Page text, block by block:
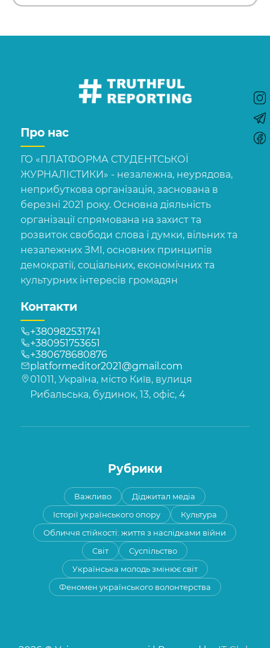
Про нас
ГО «ПЛАТФОРМА СТУДЕНТСЬКОЇ
ЖУРНАЛІСТИКИ» - незалежна, неурядова,
неприбуткова організація, заснована в
березні 2021 року. Основна діяльність
організації спрямована на захист та
розвиток свободи слова і думки, вільних та
незалежних ЗМІ, основних принципів
демократії, соціальних, економічних та
культурних інтересів громадян
Контакти
+380982531741
+380951753651
+380678680876
platformeditor2021@gmail.com
01011, Україна, місто Київ, вулиця
Рибальська, будинок, 13, офіс, 4
Рубрики
Важливо
Діджитал медіа
Історії українського опору
Культура
Обличчя стійкості: життя з наслідками війни
Світ
Суспільство
Українська молодь змінює світ
Феномен українського волонтерства